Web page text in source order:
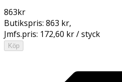
863kr
Butikspris: 863 kr,
Jmfs.pris: 172,60 kr / styck
Köp